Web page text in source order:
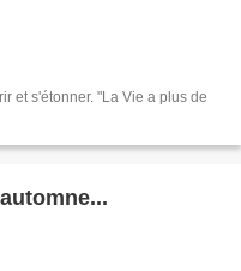
et s'étonner. "La Vie a plus de